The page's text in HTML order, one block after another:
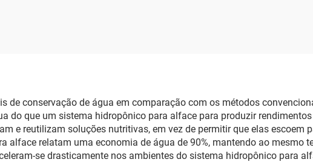
Tampa
jardins ao ar livre
de conservação de água em comparação com os métodos
do que um sistema hidropônico para alface para produzir
e reutilizam soluções nutritivas, em vez de permitir que elas escoem
relatam uma economia de água de 90%, mantendo ao mesmo
se drasticamente nos ambientes do sistema hidropônico para